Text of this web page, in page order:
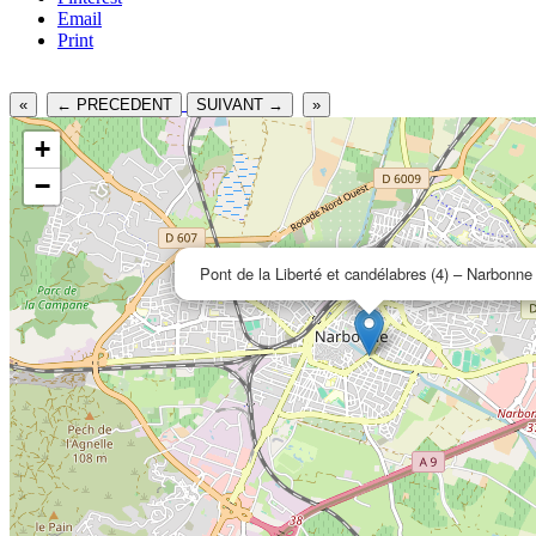
Email
Print
« ← PRECEDENT SUIVANT → »
Pont de la Liberté et candélabres (4) – Narbonne
+
−